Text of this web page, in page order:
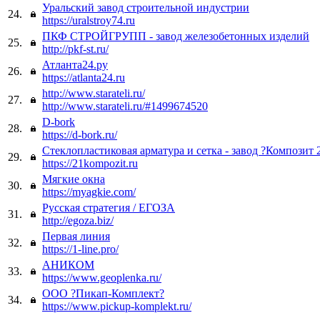
24.
Уральский завод строительной индустрии
https://uralstroy74.ru
25.
ПКФ СТРОЙГРУПП - завод железобетонных изделий
http://pkf-st.ru/
26.
Атланта24.ру
https://atlanta24.ru
27.
http://www.starateli.ru/
http://www.starateli.ru/#1499674520
28.
D-bork
https://d-bork.ru/
29.
Стеклопластиковая арматура и сетка - завод ?Композит
https://21kompozit.ru
30.
Мягкие окна
https://myagkie.com/
31.
Русская стратегия / ЕГОЗА
http://egoza.biz/
32.
Первая линия
https://1-line.pro/
33.
АНИКОМ
https://www.geoplenka.ru/
34.
ООО ?Пикап-Комплект?
https://www.pickup-komplekt.ru/